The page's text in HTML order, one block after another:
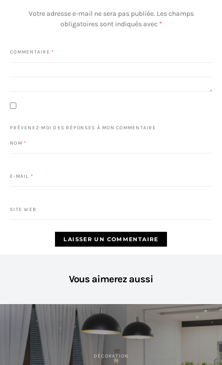
Votre adresse e-mail ne sera pas publiée. Les champs
obligatoires sont indiqués avec *
COMMENTAIRE *
PRÉVENEZ-MOI DES RÉPONSES À MON COMMENTAIRE
NOM *
E-MAIL *
SITE WEB
Vous aimerez aussi
DÉCORATION